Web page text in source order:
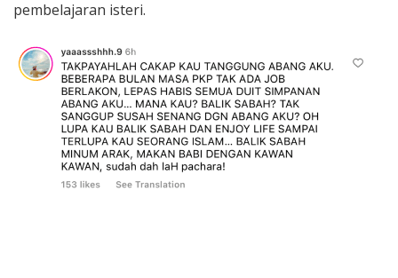
pembelajaran isteri.